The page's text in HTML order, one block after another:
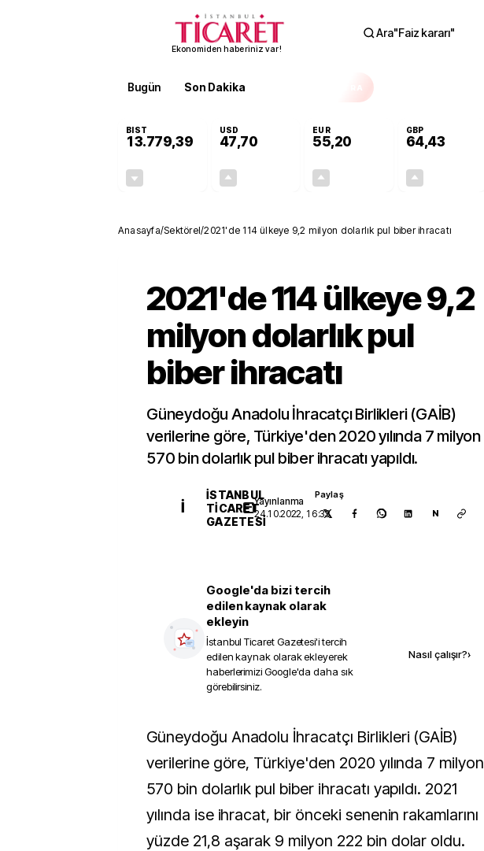
Ekonomiden haberiniz var!
Ara"Faiz kararı"
Bugün Son Dakika
BIST
13.779,39
USD
47,70
EUR
55,20
GBP
64,43
Anasayfa/Sektörel/2021'de 114 ülkeye 9,2 milyon dolarlık pul biber ihracatı
2021'de 114 ülkeye 9,2
milyon dolarlık pul
biber ihracatı
Güneydoğu Anadolu İhracatçı Birlikleri (GAİB)
verilerine göre, Türkiye'den 2020 yılında 7 milyon
570 bin dolarlık pul biber ihracatı yapıldı.
İ
İSTANBUL
TICARET
GAZETESI
Yayınlanma
24.10.2022, 16:33
Paylaş
N
Google'da bizi tercih
edilen kaynak olarak
ekleyin
İstanbul Ticaret Gazetesi'i tercih
edilen kaynak olarak ekleyerek
haberlerimizi Google'da daha sık
görebilirsiniz.
Nasıl çalışır?›
Güneydoğu Anadolu İhracatçı Birlikleri (GAİB)
verilerine göre, Türkiye'den 2020 yılında 7 milyon
570 bin dolarlık pul biber ihracatı yapıldı. 2021
yılında ise ihracat, bir önceki senenin rakamlarını
yüzde 21,8 aşarak 9 milyon 222 bin dolar oldu.